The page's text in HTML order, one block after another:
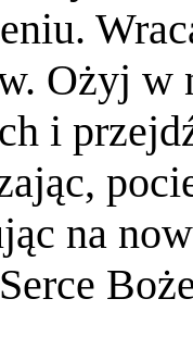
Ożyj w
i
na